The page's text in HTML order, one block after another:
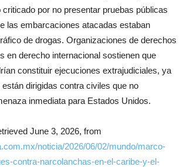
criticado por no presentar pruebas públicas
las embarcaciones atacadas estaban
de drogas. Organizaciones de derechos
en derecho internacional sostienen que
constituir ejecuciones extrajudiciales, ya
dirigidas contra civiles que no
inmediata para Estados Unidos.
June 3, 2026, from
noticia/2026/06/02/mundo/marco-
contra-narcolanchas-en-el-caribe-y-el-